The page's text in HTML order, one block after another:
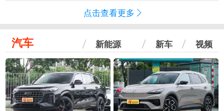
点击查看更多
汽车 新能源 新车 视频